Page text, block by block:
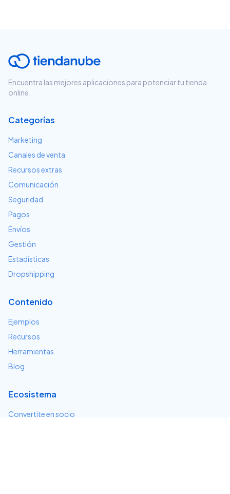
Encuentra las mejores aplicaciones para potenciar tu tienda
online.
Categorías
Marketing
Canales de venta
Recursos extras
Comunicación
Seguridad
Pagos
Envíos
Gestión
Estadísticas
Dropshipping
Contenido
Ejemplos
Recursos
Herramientas
Blog
Ecosistema
Convertite en socio